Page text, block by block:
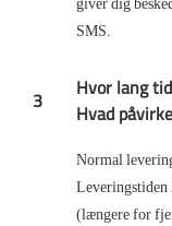
SMS.
3
Hvor lang
Hvad
Normal
Leveringstiden
(længere for